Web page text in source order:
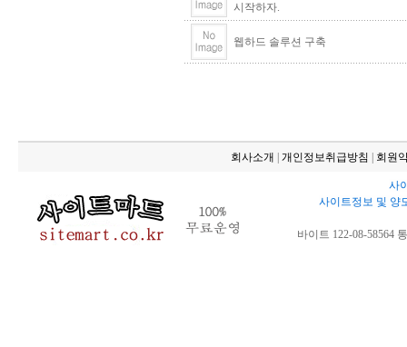
시작하자.
웹하드 솔루션 구축
회사소개 개인정보취급방침 회원
사
사이트정보 및 양
바이트 122-08-58564